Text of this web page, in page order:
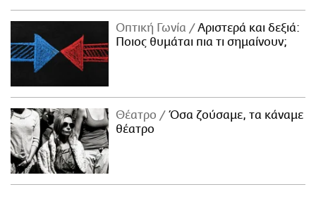
Οπτική Γωνία
Αριστερά και δεξιά:
Ποιος θυμάται πια τι σημαίνουν;
Θέατρο
Όσα ζούσαμε, τα κάναμε
θέατρο